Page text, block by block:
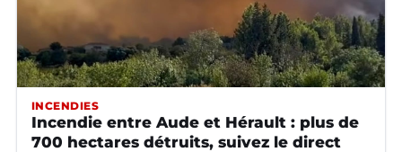
INCENDIES
Incendie entre Aude et Hérault : plus de
700 hectares détruits, suivez le direct